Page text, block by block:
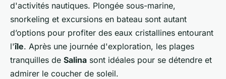
d'activités nautiques. Plongée sous-marine,
snorkeling et excursions en bateau sont autant
d’options pour profiter des eaux cristallines entourant
l'île. Après une journée d'exploration, les plages
tranquilles de Salina sont idéales pour se détendre et
admirer le coucher de soleil.